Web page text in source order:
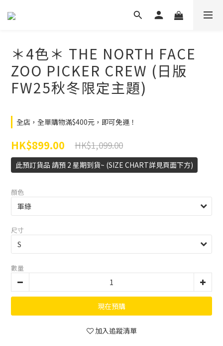
＊4色＊ THE NORTH FACE
ZOO PICKER CREW (日版
FW25秋冬限定主題)
全店，全單購物滿$400元，即可免運！
HK$899.00 HK$1,099.00
此預訂貨品 請預 2 星期到貨~ (SIZE CHART詳見頁面下方)
顏色
尺寸
數量
現在預購
加入追蹤清單